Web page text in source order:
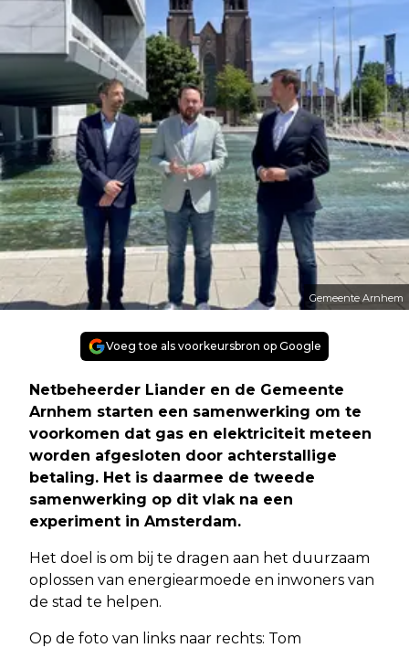
Gemeente Arnhem
Voeg toe als voorkeursbron op Google
Netbeheerder Liander en de Gemeente
Arnhem starten een samenwerking om te
voorkomen dat gas en elektriciteit meteen
worden afgesloten door achterstallige
betaling. Het is daarmee de tweede
samenwerking op dit vlak na een
experiment in Amsterdam.
Het doel is om bij te dragen aan het duurzaam
oplossen van energiearmoede en inwoners van
de stad te helpen.
Op de foto van links naar rechts: Tom